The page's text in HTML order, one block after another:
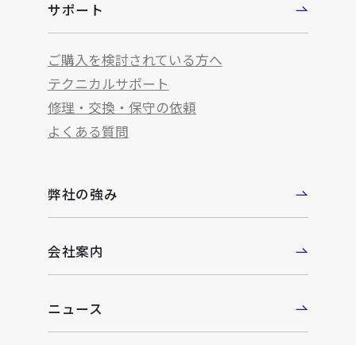
サポート
ご購入を検討されている方へ
テクニカルサポート
修理・交換・保守の依頼
よくある質問
弊社の強み
会社案内
ニュース